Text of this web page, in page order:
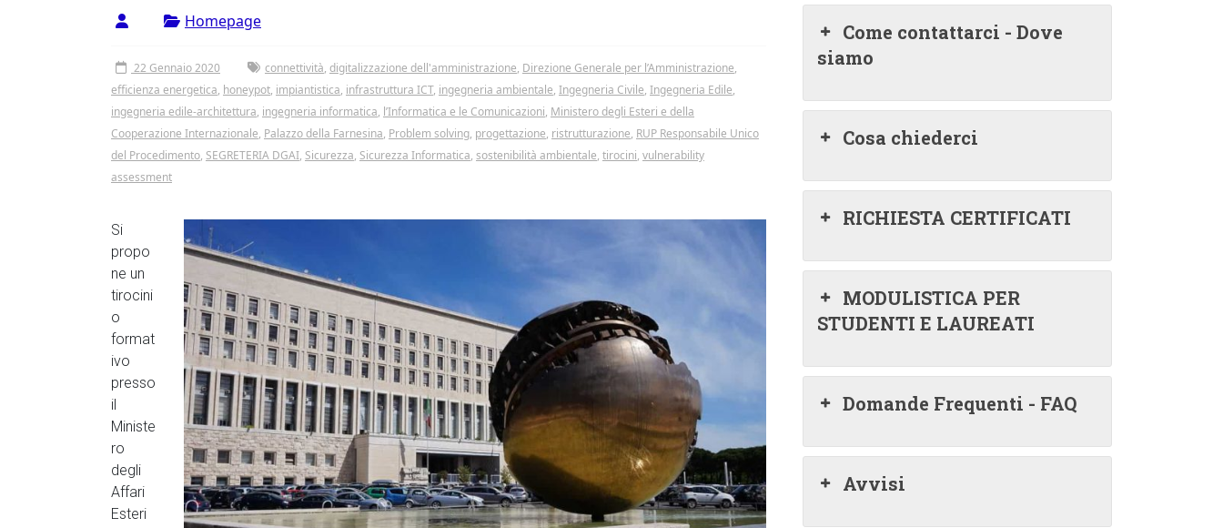
Homepage
22 Gennaio 2020 connettività, digitalizzazione dell'amministrazione, Direzione Generale per l’Amministrazione,
efficienza energetica, honeypot, impiantistica, infrastruttura ICT, ingegneria ambientale, Ingegneria Civile, Ingegneria Edile,
ingegneria edile-architettura, ingegneria informatica, l’Informatica e le Comunicazioni, Ministero degli Esteri e della
Cooperazione Internazionale, Palazzo della Farnesina, Problem solving, progettazione, ristrutturazione, RUP Responsabile Unico
del Procedimento, SEGRETERIA DGAI, Sicurezza, Sicurezza Informatica, sostenibilità ambientale, tirocini, vulnerability
assessment
Si
propo
ne un
tirocini
o
format
ivo
presso
il
Ministe
ro
degli
Affari
Esteri
Come contattarci - Dove
siamo
Cosa chiederci
RICHIESTA CERTIFICATI
MODULISTICA PER
STUDENTI E LAUREATI
Domande Frequenti - FAQ
Avvisi